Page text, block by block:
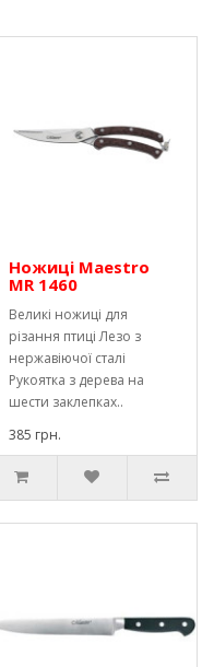
Ножиці Maestro
MR 1460
Великі ножиці для
різання птиці Лезо з
нержавіючої сталі
Рукоятка з дерева на
шести заклепках..
385 грн.